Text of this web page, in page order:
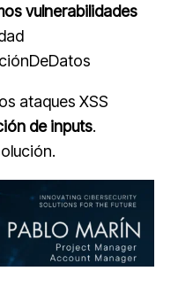
vulnerabilidades
ataques XSS
de inputs.